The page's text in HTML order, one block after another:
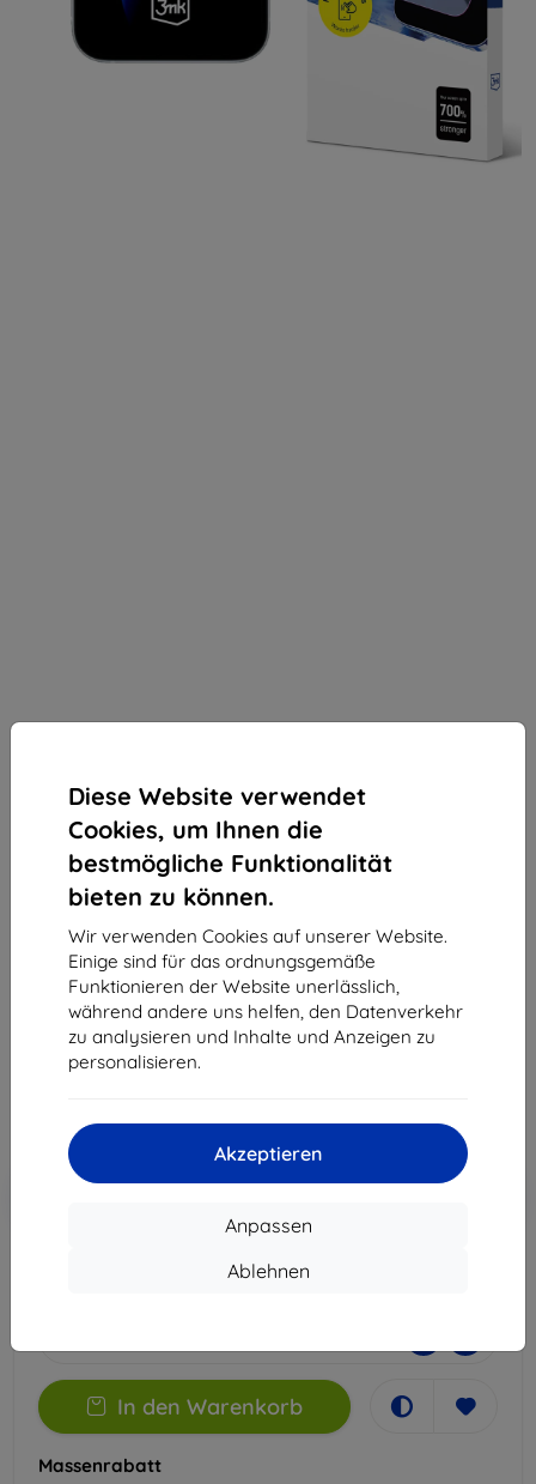
Diese Website verwendet
Cookies, um Ihnen die
bestmögliche Funktionalität
bieten zu können.
Wir verwenden Cookies auf unserer Website.
Einige sind für das ordnungsgemäße
Funktionieren der Website unerlässlich,
während andere uns helfen, den Datenverkehr
zu analysieren und Inhalte und Anzeigen zu
personalisieren.
Akzeptieren
Anpassen
Ablehnen
3MK StratCore700 mehrschichtiger Schutzfilm für
Samsung Galaxy M55
Geeignet für: Samsung Galaxy M55
21,90 €
11,61 €
ohne MWSt9,76 €
Rabatt mit Gutschein
In den
In den Warenkorb
Massenrabatt